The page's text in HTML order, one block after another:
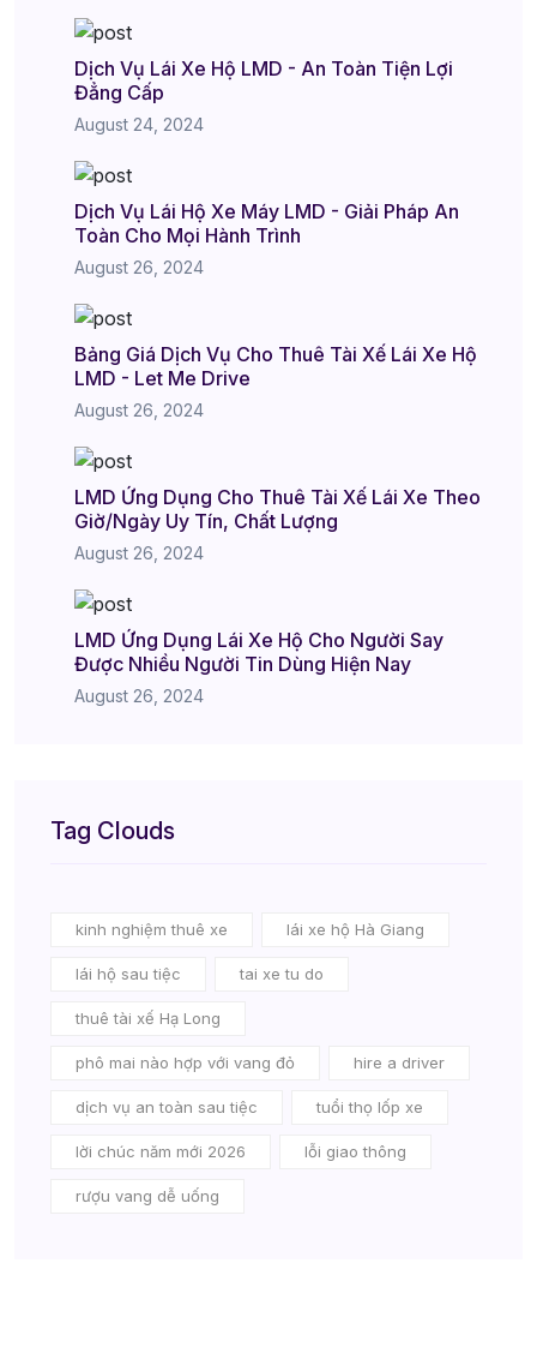
Dịch Vụ Lái Xe Hộ LMD - An Toàn Tiện Lợi
Đẳng Cấp
August 24, 2024
Dịch Vụ Lái Hộ Xe Máy LMD - Giải Pháp An
Toàn Cho Mọi Hành Trình
August 26, 2024
Bảng Giá Dịch Vụ Cho Thuê Tài Xế Lái Xe Hộ
LMD - Let Me Drive
August 26, 2024
LMD Ứng Dụng Cho Thuê Tài Xế Lái Xe Theo
Giờ/Ngày Uy Tín, Chất Lượng
August 26, 2024
LMD Ứng Dụng Lái Xe Hộ Cho Người Say
Được Nhiều Người Tin Dùng Hiện Nay
August 26, 2024
Tag Clouds
kinh nghiệm thuê xe lái xe hộ Hà Giang
lái hộ sau tiệc tai xe tu do
thuê tài xế Hạ Long
phô mai nào hợp với vang đỏ hire a driver
dịch vụ an toàn sau tiệc tuổi thọ lốp xe
lời chúc năm mới 2026 lỗi giao thông
rượu vang dễ uống